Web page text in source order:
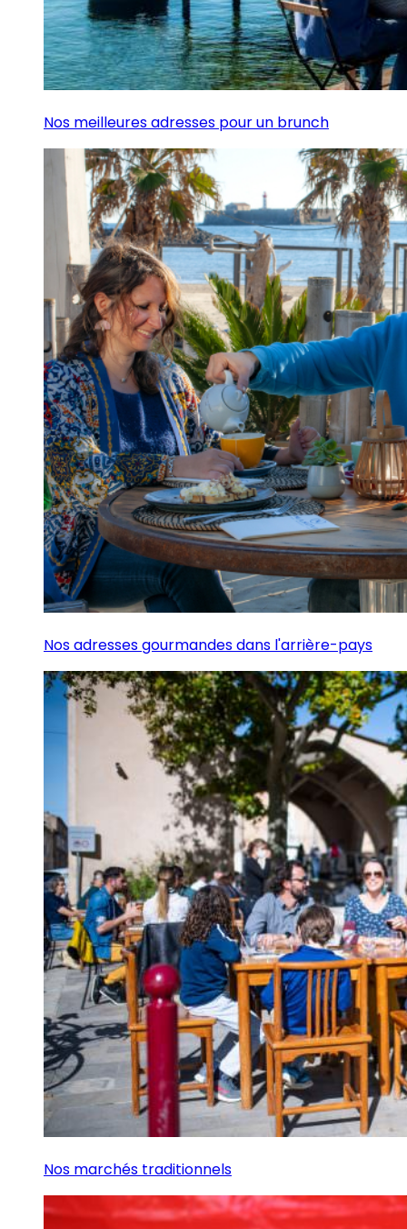
Nos meilleures adresses pour un brunch
Nos adresses gourmandes dans l'arrière-pays
Nos marchés traditionnels